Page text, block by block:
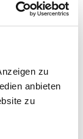
zu
anbieten
zu